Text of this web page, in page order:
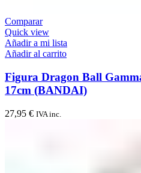
Comparar
Quick view
Añadir a mi lista
Añadir al carrito
Figura Dragon Ball
17cm (BANDAI)
27,95 € IVA inc.